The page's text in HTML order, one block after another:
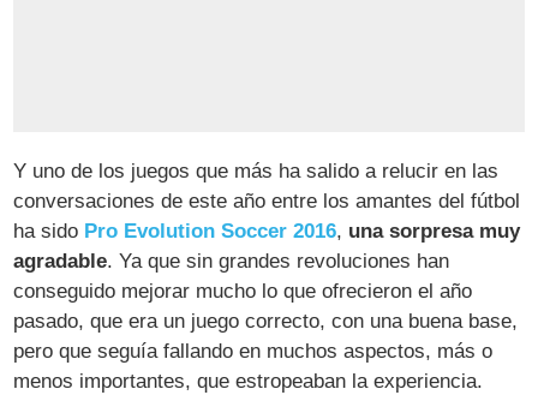
Y uno de los juegos que más ha salido a relucir en las
conversaciones de este año entre los amantes del fútbol
ha sido Pro Evolution Soccer 2016, una sorpresa muy
agradable. Ya que sin grandes revoluciones han
conseguido mejorar mucho lo que ofrecieron el año
pasado, que era un juego correcto, con una buena base,
pero que seguía fallando en muchos aspectos, más o
menos importantes, que estropeaban la experiencia.